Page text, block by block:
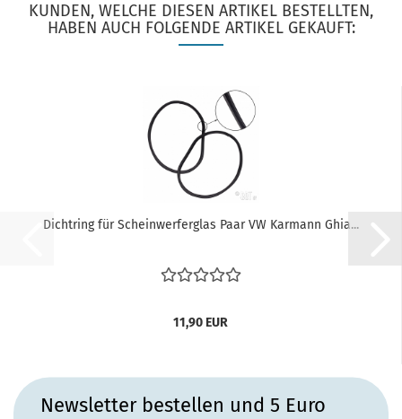
KUNDEN, WELCHE DIESEN ARTIKEL BESTELLTEN,
HABEN AUCH FOLGENDE ARTIKEL GEKAUFT:
Dichtring für Scheinwerferglas Paar VW Karmann Ghia...
11,90 EUR
Newsletter bestellen und 5 Euro